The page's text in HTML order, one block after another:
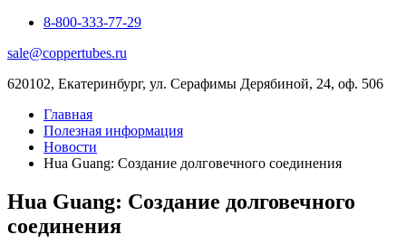
8-800-333-77-29
sale@coppertubes.ru
620102, Екатеринбург, ул. Серафимы Дерябиной, 24, оф. 506
Главная
Полезная информация
Новости
Hua Guang: Создание долговечного соединения
Hua Guang: Создание долговечного
соединения